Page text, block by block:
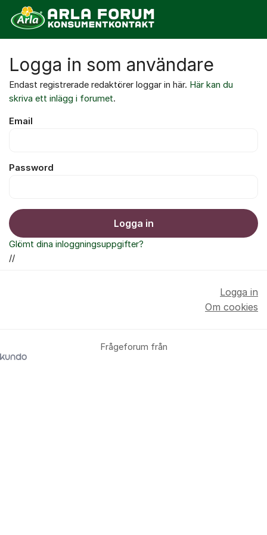
Hoppa till innehåll
Logga in som användare
Endast registrerade redaktörer loggar in här. Här kan du
skriva ett inlägg i forumet.
Email
Password
Logga in
Glömt dina inloggningsuppgifter?
//
Frågeforum från
Logga in
Om cookies